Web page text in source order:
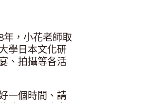
，小花老師取
學日本文化研
、拍攝等各活
一個時間、請